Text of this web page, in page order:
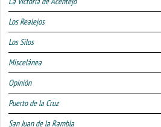
Los Realejos
Los Silos
Miscelánea
Opinión
Puerto de la Cruz
San Juan de la Rambla